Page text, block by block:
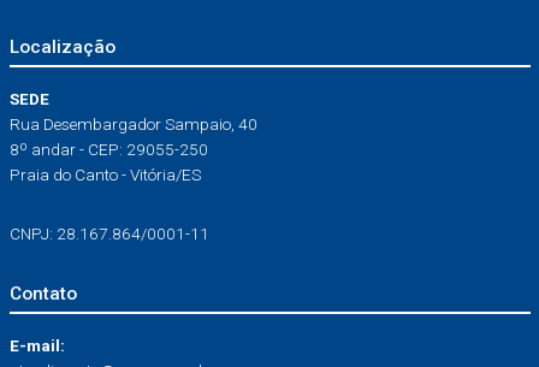
Localização
SEDE
Rua Desembargador Sampaio, 40
8º andar - CEP: 29055-250
Praia do Canto - Vitória/ES
CNPJ: 28.167.864/0001-11
Contato
E-mail: